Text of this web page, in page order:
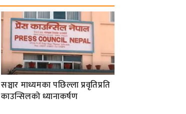
सञ्चार माध्यमका पछिल्ला प्रवृतिप्रति
काउन्सिलको ध्यानाकर्षण